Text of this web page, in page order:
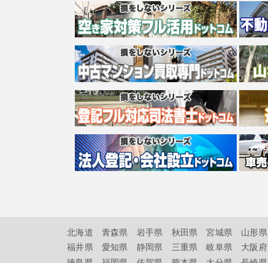
北海道 青森県 岩手県 秋田県 宮城県 山形県
福井県
愛知県 静岡県 三重県 岐阜県 大阪府